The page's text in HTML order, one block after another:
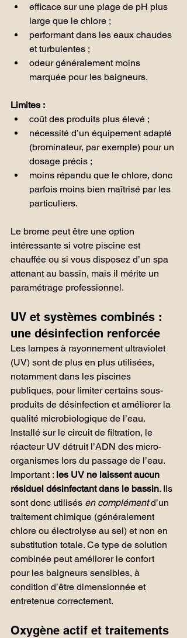
efficace sur une plage de pH plus
large que le chlore ;
performant dans les eaux chaudes
et turbulentes ;
odeur généralement moins
marquée pour les baigneurs.
Limites :
coût des produits plus élevé ;
nécessité d’un équipement adapté
(brominateur, par exemple) pour un
dosage précis ;
moins répandu que le chlore, donc
parfois moins bien maîtrisé par les
particuliers.
Le brome peut être une option
intéressante si votre piscine est
chauffée ou si vous disposez d’un spa
attenant au bassin, mais il mérite un
paramétrage professionnel.
UV et systèmes combinés :
une désinfection renforcée
Les lampes à rayonnement ultraviolet
(UV) sont de plus en plus utilisées,
notamment dans les piscines
publiques, pour limiter certains sous-
produits de désinfection et améliorer la
qualité microbiologique de l’eau.
Installé sur le circuit de filtration, le
réacteur UV détruit l’ADN des micro-
organismes lors du passage de l’eau.
Important : les UV ne laissent aucun
résiduel désinfectant dans le bassin. Ils
sont donc utilisés en complément d’un
traitement chimique (généralement
chlore ou électrolyse au sel) et non en
substitution totale. Ce type de solution
combinée peut améliorer le confort
pour les baigneurs sensibles, à
condition d’être dimensionnée et
entretenue correctement.
Oxygène actif et traitements